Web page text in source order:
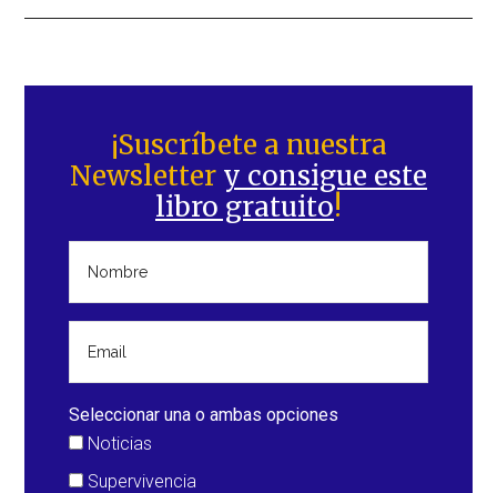
lateral
principal
¡Suscríbete a nuestra
Newsletter y consigue este
libro gratuito!
Seleccionar una o ambas opciones
Noticias
Supervivencia